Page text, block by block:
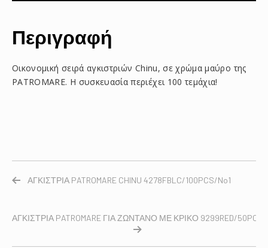
Περιγραφή
Οικονομική σειρά αγκιστριών Chinu, σε χρώμα μαύρο της
PATROMARE. Η συσκευασία περιέχει 100 τεμάχια!
ΑΓΚΙΣΤΡΙΑ PATROMARE CHINU 4278FBLC/100PCS/No1
ΑΓΚΙΣΤΡΙΑ PATROMARE ΓΙΑ ΖΩΝΤΑΝΟ ΜΕ ΚΡΙΚΟ 9299RED/